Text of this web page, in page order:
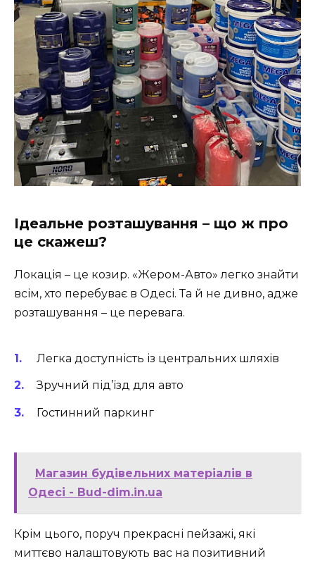
Ідеальне розташування – що ж про
це скажеш?
Локація – це козир. «Жером-Авто» легко знайти
всім, хто перебуває в Одесі. Та й не дивно, адже
розташування – це перевага.
Легка доступність із центральних шляхів
Зручний під’їзд для авто
Гостинний паркинг
Магазин будівельних матеріалів в
Одесі - Bud-dim.in.ua
Крім цього, поруч прекрасні пейзажі, які
миттєво налаштовують вас на позитивний